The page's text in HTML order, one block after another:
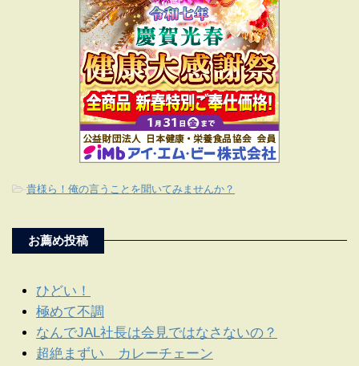
-貴様ら！俺の言うことを聞いてみませんか？
お薦め投稿
ひどい！
極めて不調
なんでJAL社長は会見ではなさないの？
超絶まずい カレーチェーン